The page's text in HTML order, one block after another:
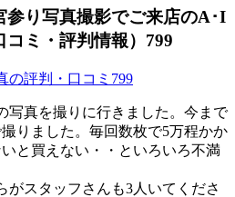
参り写真撮影でご来店のA･I
ミ・評判情報）799
写真を撮りに行きました。今まで
りました。毎回数枚で5万程かか
と買えない・・といろいろ不満
がスタッフさんも3人いてくださ